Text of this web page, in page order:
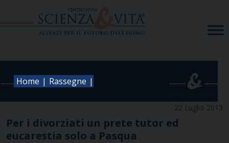
Home | Rassegne |
22 Luglio 2015
Per i divorziati un prete tutor ed
eucarestia solo a Pasqua